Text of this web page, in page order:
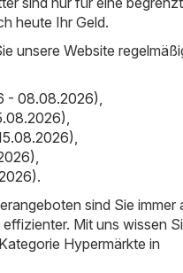
heute Ihr Geld.
unsere Website
- 08.08.2026)
.
sind Sie immer
Mit uns wissen
Hypermärkte in